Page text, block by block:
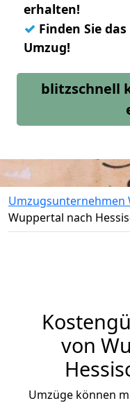
erhalten!
✓ Finden Sie
Umzug!
blitzschnell
Umzugsunternehmen
Wuppertal nach
von
Umzüge können